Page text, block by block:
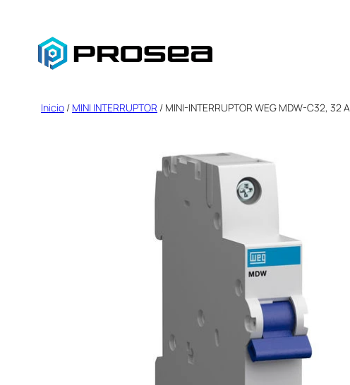
contenido
Inicio / MINI INTERRUPTOR / MINI-INTERRUPTOR WEG MDW-C32, 32